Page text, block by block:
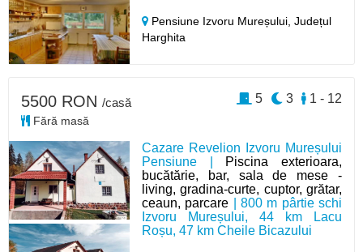
Pensiune Izvoru Mureșului,Județul
Harghita
Cazare Revelion Izvoru Mureșului
Pensiune | Piscina exterioara,
bucătărie, bar, sala de mese -
living, gradina-curte, cuptor, grătar,
ceaun, parcare | 800 m pârtie schi
Izvoru Mureșului, 44 km Lacu
Roșu, 47 km Cheile Bicazului
5500 RON /casă
Fără masă
1 - 12
3
5